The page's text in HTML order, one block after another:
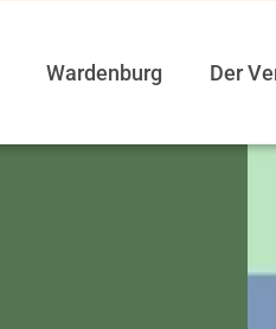
Wardenburg Der